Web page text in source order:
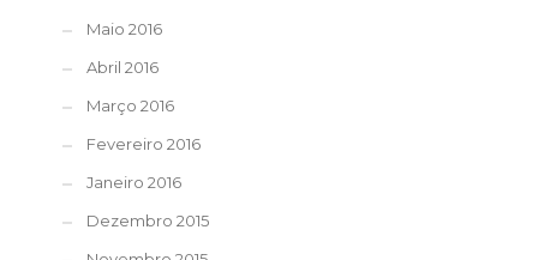
Maio 2016
Abril 2016
Março 2016
Fevereiro 2016
Janeiro 2016
Dezembro 2015